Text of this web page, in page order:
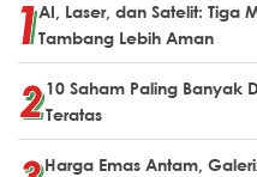
AI, Laser, dan Satelit: Tiga
Tambang Lebih Aman
10 Saham Paling Banyak
Teratas
Harga Emas Antam,